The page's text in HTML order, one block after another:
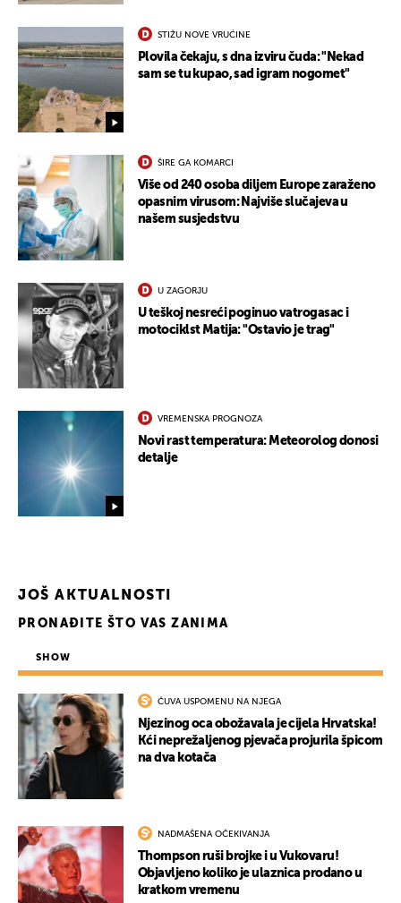
STIŽU NOVE VRUĆINE
Plovila čekaju, s dna izviru čuda: "Nekad
sam se tu kupao, sad igram nogomet"
ŠIRE GA KOMARCI
Više od 240 osoba diljem Europe zaraženo
opasnim virusom: Najviše slučajeva u
našem susjedstvu
U ZAGORJU
U teškoj nesreći poginuo vatrogasac i
motociklst Matija: "Ostavio je trag"
VREMENSKA PROGNOZA
Novi rast temperatura: Meteorolog donosi
detalje
JOŠ AKTUALNOSTI
PRONAĐITE ŠTO VAS ZANIMA
SHOW
ČUVA USPOMENU NA NJEGA
Njezinog oca obožavala je cijela Hrvatska!
Kći neprežaljenog pjevača projurila špicom
na dva kotača
NADMAŠENA OČEKIVANJA
Thompson ruši brojke i u Vukovaru!
Objavljeno koliko je ulaznica prodano u
kratkom vremenu